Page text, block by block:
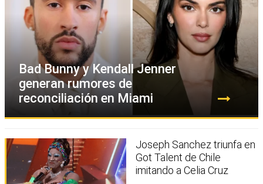
Bad Bunny y Kendall Jenner
generan rumores de
reconciliación en Miami
Joseph Sanchez triunfa en
Got Talent de Chile
imitando a Celia Cruz